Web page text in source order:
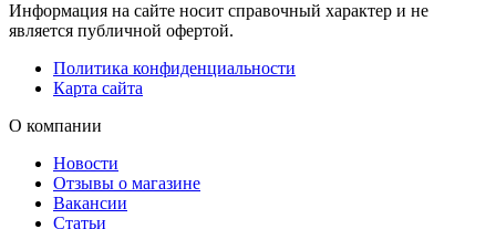
Информация на сайте носит справочный характер и не
является публичной офертой.
Политика конфиденциальности
Карта сайта
О компании
Новости
Отзывы о магазине
Вакансии
Статьи